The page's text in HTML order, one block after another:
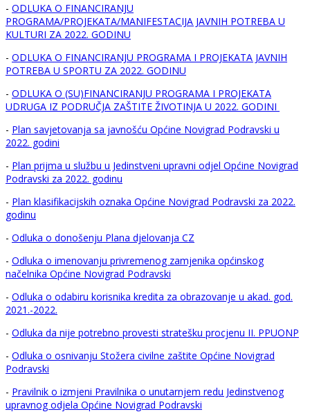
- ODLUKA O FINANCIRANJU
PROGRAMA/PROJEKATA/MANIFESTACIJA JAVNIH POTREBA U
KULTURI ZA 2022. GODINU
- ODLUKA O FINANCIRANJU PROGRAMA I PROJEKATA JAVNIH
POTREBA U SPORTU ZA 2022. GODINU
- ODLUKA O (SU)FINANCIRANJU PROGRAMA I PROJEKATA
UDRUGA IZ PODRUČJA ZAŠTITE ŽIVOTINJA U 2022. GODINI
- Plan savjetovanja sa javnošću Općine Novigrad Podravski u
2022. godini
- Plan prijma u službu u Jedinstveni upravni odjel Općine Novigrad
Podravski za 2022. godinu
- Plan klasifikacijskih oznaka Općine Novigrad Podravski za 2022.
godinu
- Odluka o donošenju Plana djelovanja CZ
- Odluka o imenovanju privremenog zamjenika općinskog
načelnika Općine Novigrad Podravski
- Odluka o odabiru korisnika kredita za obrazovanje u akad. god.
2021.-2022.
- Odluka da nije potrebno provesti stratešku procjenu II. PPUONP
- Odluka o osnivanju Stožera civilne zaštite Općine Novigrad
Podravski
- Pravilnik o izmjeni Pravilnika o unutarnjem redu Jedinstvenog
upravnog odjela Općine Novigrad Podravski